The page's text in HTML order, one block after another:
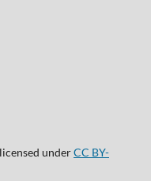
underCC BY-